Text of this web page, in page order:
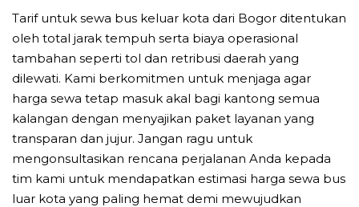
Tarif untuk sewa bus keluar kota dari Bogor ditentukan
oleh total jarak tempuh serta biaya operasional
tambahan seperti tol dan retribusi daerah yang
dilewati. Kami berkomitmen untuk menjaga agar
harga sewa tetap masuk akal bagi kantong semua
kalangan dengan menyajikan paket layanan yang
transparan dan jujur. Jangan ragu untuk
mengonsultasikan rencana perjalanan Anda kepada
tim kami untuk mendapatkan estimasi harga sewa bus
luar kota yang paling hemat demi mewujudkan